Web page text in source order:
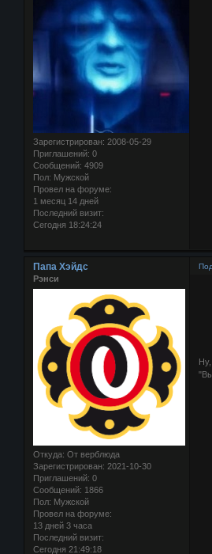
Зарегистрирован: 2008-05-29
Приглашений: 0
Сообщений: 4909
Пол: Мужской
Провел на форуме:
1 месяц 14 дней
Последний визит:
Сегодня 18:24:24
Папа Хэйдс
Рэнси
Откуда: От верблюда
Зарегистрирован: 2021-10-30
Приглашений: 0
Сообщений: 1866
Пол: Мужской
Провел на форуме:
13 дней 3 часа
Последний визит:
Сегодня 21:49:18